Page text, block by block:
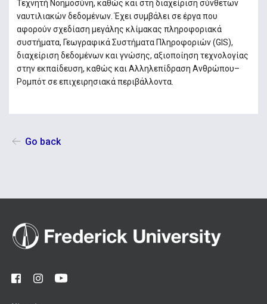
Τεχνητή Νοημοσύνη, καθώς και στη διαχείριση σύνθετων
ναυτιλιακών δεδομένων. Έχει συμβάλει σε έργα που
αφορούν σχεδίαση μεγάλης κλίμακας πληροφοριακά
συστήματα, Γεωγραφικά Συστήματα Πληροφοριών (GIS),
διαχείριση δεδομένων και γνώσης, αξιοποίηση τεχνολογίας
στην εκπαίδευση, καθώς και Αλληλεπίδραση Ανθρώπου–
Ρομπότ σε επιχειρησιακά περιβάλλοντα.
Go back